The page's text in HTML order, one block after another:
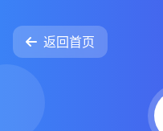
返回首页